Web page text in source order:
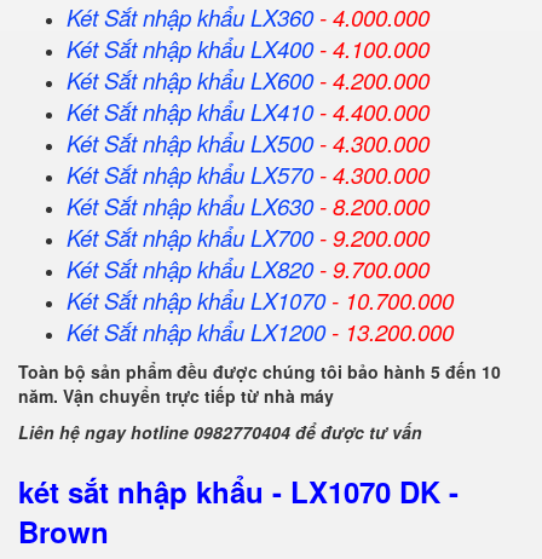
Két Sắt nhập khẩu LX360- 4.000.000
Két Sắtnhập khẩuLX400- 4.100.000
Két Sắtnhập khẩuLX600- 4.200.000
Két Sắtnhập khẩuLX410- 4.400.000
Két Sắtnhập khẩuLX500- 4.300.000
Két Sắtnhập khẩuLX570- 4.300.000
Két Sắtnhập khẩuLX630- 8.200.000
Két Sắtnhập khẩuLX700- 9.200.000
Két Sắtnhập khẩuLX820- 9.700.000
Két Sắtnhập khẩuLX1070- 10.700.000
Két Sắtnhập khẩuLX1200- 13.200.000
Toàn bộ sản phẩm đều được chúng tôi bảo hành 5 đến 10
năm. Vận chuyển trực tiếp từ nhà máy
Liên hệ ngay hotline 0982770404 để được tư vấn
két sắt nhập khẩu - LX1070 DK -
Brown